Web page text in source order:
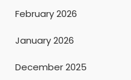
February 2026
January 2026
December 2025